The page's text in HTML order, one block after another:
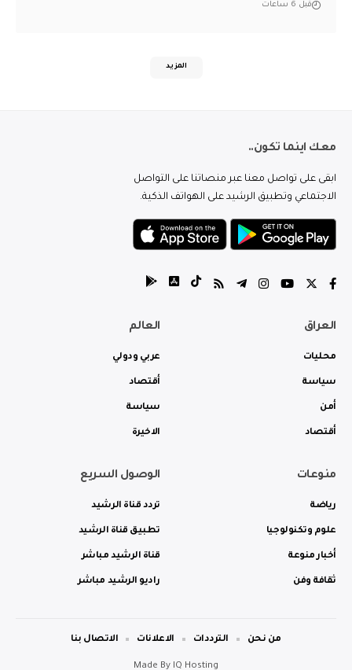
قبل 6 ساعات
المزيد
معك اينما تكون..
ابقى على تواصل معنا عبر منصاتنا على التواصل
الاجتماعي وتطبيق الرشيد على الهواتف الذكية.
العراق
محليات
سياسة
أمن
أقتصاد
العالم
عربي ودولي
أقتصاد
سياسة
الاخيرة
منوعات
رياضة
علوم وتكنولوجيا
أخبار منوعة
ثقافة وفن
الوصول السريع
تردد قناة الرشيد
تطبيق قناة الرشيد
قناة الرشيد مباشر
راديو الرشيد مباشر
Made By IQ Hosting
من نحن الترددات الاعلانات الاتصال بنا